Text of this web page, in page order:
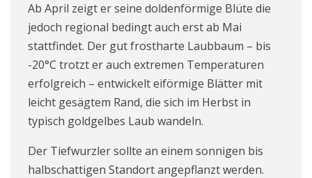
Ab April zeigt er seine doldenförmige Blüte die
jedoch regional bedingt auch erst ab Mai
stattfindet. Der gut frostharte Laubbaum – bis
-20°C trotzt er auch extremen Temperaturen
erfolgreich – entwickelt eiförmige Blätter mit
leicht gesägtem Rand, die sich im Herbst in
typisch goldgelbes Laub wandeln.
Der Tiefwurzler sollte an einem sonnigen bis
halbschattigen Standort angepflanzt werden.